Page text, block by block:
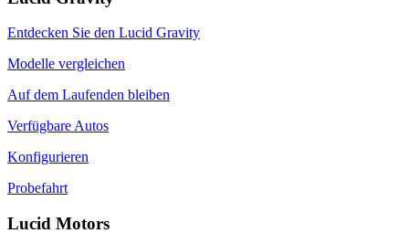
Entdecken Sie den Lucid Gravity
Modelle vergleichen
Auf dem Laufenden bleiben
Verfügbare Autos
Konfigurieren
Probefahrt
Lucid Motors